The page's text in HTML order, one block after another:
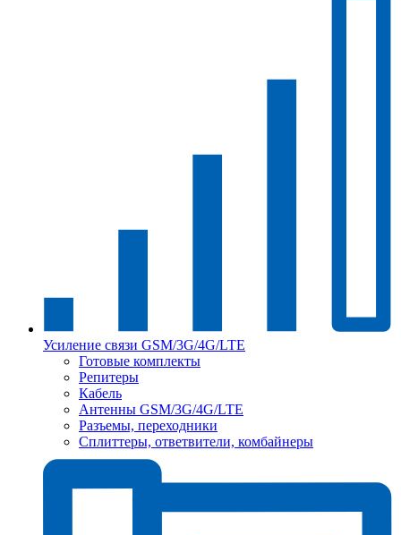
Усиление связи GSM/3G/4G/LTE
Готовые комплекты
Репитеры
Кабель
Антенны GSM/3G/4G/LTE
Разъемы, переходники
Сплиттеры, ответвители, комбайнеры